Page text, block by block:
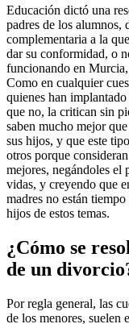
Educación dictó una
padres de los alumnos,
complementaria a la
dar su conformidad, o
funcionando en
Como en cualquier
quienes han
que no, la critican sin
saben mucho mejor
sus hijos, y que este
otros porque
mejores, negándoles el
vidas, y creyendo que
madres no están
hijos de estos temas.
¿Cómo se
de un
Por regla general, las
de los menores, suelen